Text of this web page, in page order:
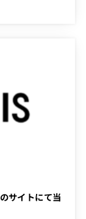
サイトにて当